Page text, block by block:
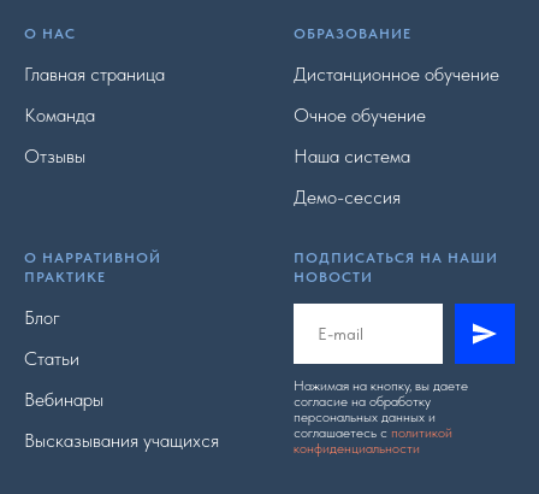
О НАС
Главная страница
Команда
Отзывы
ОБРАЗОВАНИЕ
Дистанционное обучение
Очное обучение
Наша система
Демо-сессия
О НАРРАТИВНОЙ
ПРАКТИКЕ
Блог
Статьи
Вебинары
Высказывания учащихся
ПОДПИСАТЬСЯ НА НАШИ
НОВОСТИ
Нажимая на кнопку, вы даете
согласие на обработку
персональных данных и
соглашаетесь c политикой
конфиденциальности